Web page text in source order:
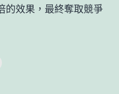
的效果，最終奪取競爭